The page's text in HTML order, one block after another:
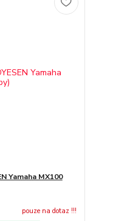
Yamaha MX100
pouze na dotaz !!!